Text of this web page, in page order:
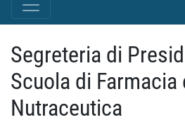
Segreteria di
Scuola di Farmacia
Nutraceutica